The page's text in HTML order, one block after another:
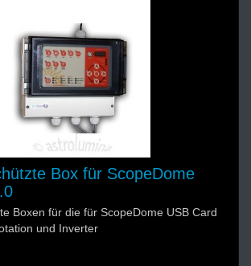
Box für ScopeDome
Boxen für die für ScopeDome USB Card
und Inverter